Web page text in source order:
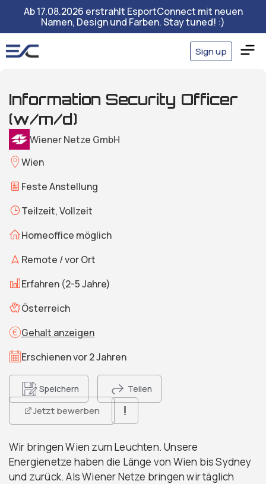
Ab 17.08.2026 erstrahlt EsportConnect mit neuen
Namen, Design und Farben. Stay tuned! :)
Sign up
Information Security Officer
(w/m/d)
Wiener Netze GmbH
Wien
Feste Anstellung
Teilzeit, Vollzeit
Homeoffice möglich
Remote / vor Ort
Erfahren (2-5 Jahre)
Österreich
Gehalt anzeigen
Erschienen vor 2 Jahren
Speichern Teilen
Jetzt bewerben
Wir bringen Wien zum Leuchten. Unsere
Energienetze haben die Länge von Wien bis Sydney
und zurück. Als Wiener Netze bringen wir täglich